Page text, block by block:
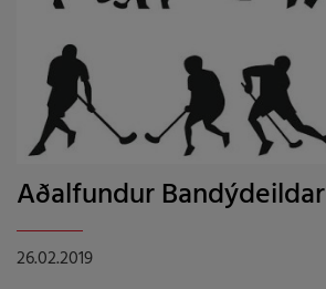
Aðalfundur Bandýdeildar
26.02.2019